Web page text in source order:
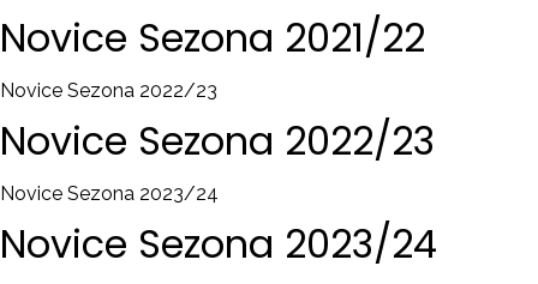
Novice Sezona 2021/22
Novice Sezona 2022/23
Novice Sezona 2022/23
Novice Sezona 2023/24
Novice Sezona 2023/24